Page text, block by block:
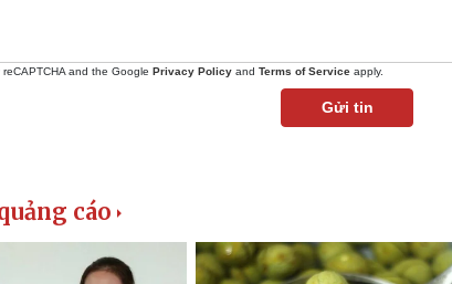
and the Google Privacy Policy and Terms of Service apply.
Gửi tin